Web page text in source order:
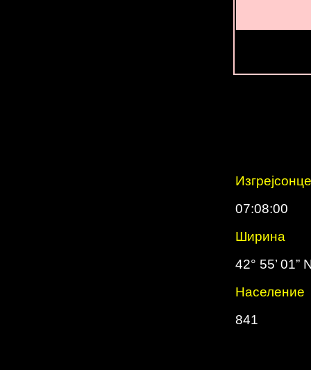
Изгрејсонце
07:08:00
Ширина
42° 55’ 01”
Население
841